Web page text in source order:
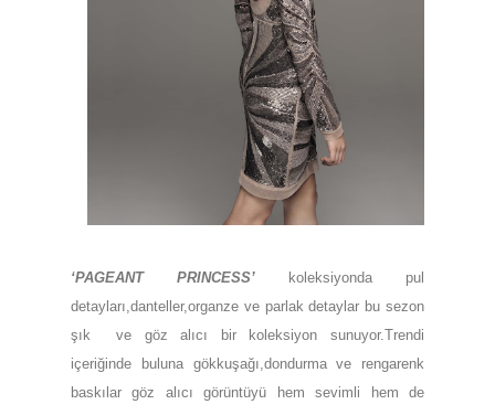
‘PAGEANT PRINCESS’
koleksiyonda pul
detayları,danteller,organze ve parlak detaylar bu sezon
şık
ve göz alıcı bir koleksiyon sunuyor.Trendi
içeriğinde buluna gökkuşağı,dondurma ve rengarenk
baskılar göz alıcı görüntüyü hem sevimli hem de